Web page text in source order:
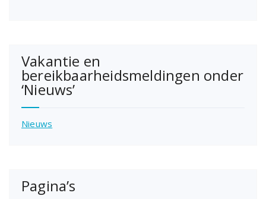
Vakantie en
bereikbaarheidsmeldingen onder
‘Nieuws’
Nieuws
Pagina’s